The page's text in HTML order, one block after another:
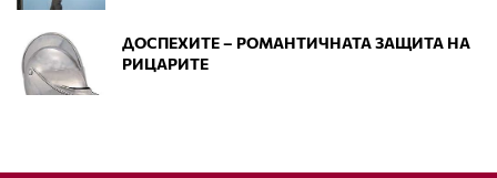
ДОСПЕХИТЕ – РОМАНТИЧНАТА ЗАЩИТА НА
РИЦАРИТЕ